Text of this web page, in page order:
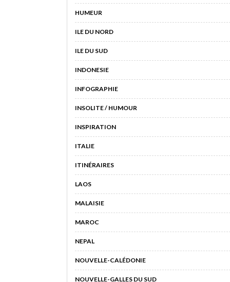
HUMEUR
ILE DU NORD
ILE DU SUD
INDONESIE
INFOGRAPHIE
INSOLITE / HUMOUR
INSPIRATION
ITALIE
ITINÉRAIRES
LAOS
MALAISIE
MAROC
NEPAL
NOUVELLE-CALÉDONIE
NOUVELLE-GALLES DU SUD